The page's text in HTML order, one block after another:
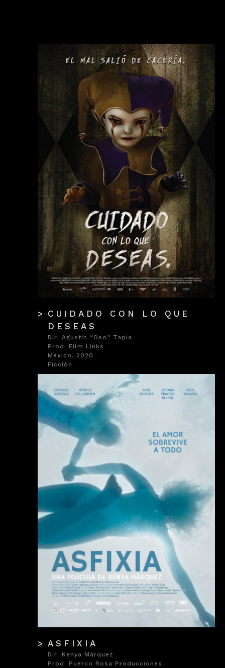
CUIDADO CON LO QUE
DESEAS
Dir: Agustín “Oso” Tapia
Prod: Film Links
México, 2020
Ficción
ASFIXIA
Dir: Kenya Márquez
Prod: Puerco Rosa Producciones